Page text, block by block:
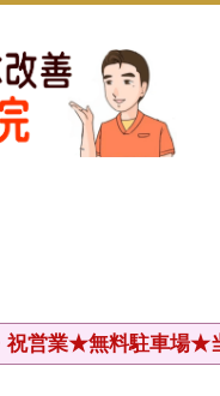
営業★無料駐車場★